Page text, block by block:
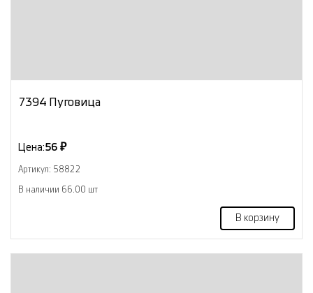
7394 Пуговица
Цена:56 ₽
Артикул: 58822
В наличии 66.00 шт
В корзину